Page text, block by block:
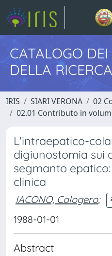
CATALOGO
DELLA RICERCA
IRIS SIARI VERONA
02
02.01 Contributo in
L'intraepatico-
digiunostomia sui
segmanto
clinica
IACONO, Calogero;
1988-01-01
Abstract